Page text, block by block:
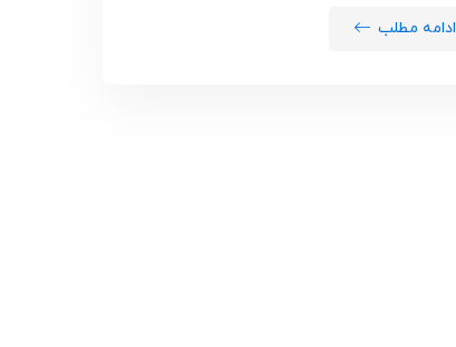
ادامه مطلب